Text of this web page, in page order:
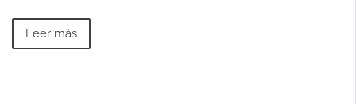
Leer más